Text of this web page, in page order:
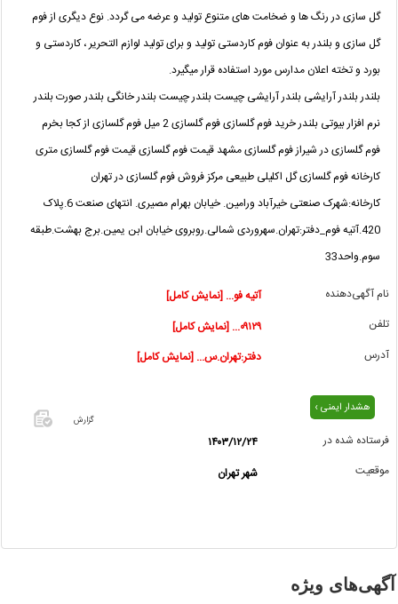
گل سازی در رنگ ها و ضخامت های متنوع تولید و عرضه می گردد. نوع دیگری از فوم
گل سازی و بلندر به عنوان فوم کاردستی تولید و برای تولید لوازم التحریر ، کاردستی و
بورد و تخته اعلان مدارس مورد استفاده قرار میگیرد.
بلندر بلندر آرایشی بلندر آرایشی چیست بلندر چیست بلندر خانگی بلندر صورت بلندر
نرم افزار بیوتی بلندر خرید فوم گلسازی فوم گلسازی 2 میل فوم گلسازی از کجا بخرم
فوم گلسازی در شیراز فوم گلسازی مشهد قیمت فوم گلسازی قیمت فوم گلسازی متری
کارخانه فوم گلسازی گل اکلیلی طبیعی مرکز فروش فوم گلسازی در تهران
کارخانه:شهرک صنعتی خیرآباد ورامین. خیابان بهرام مصیری. انتهای صنعت 6.پلاک
420.آتیه فوم_دفتر:تهران.سهروردی شمالی.روبروی خیابان ابن یمین.برج بهشت.طبقه
سوم.واحد33
نام آگهی‌دهنده
آتیه فو... [نمایش کامل]
تلفن
۰۹۱۲۹... [نمایش کامل]
آدرس
دفتر:تهران.س... [نمایش کامل]
هشدار ایمنی ›
گزارش
فرستاده شده در
۱۴۰۳/۱۲/۲۴
موقعیت
شهر تهران
آگهی‌های ویژه